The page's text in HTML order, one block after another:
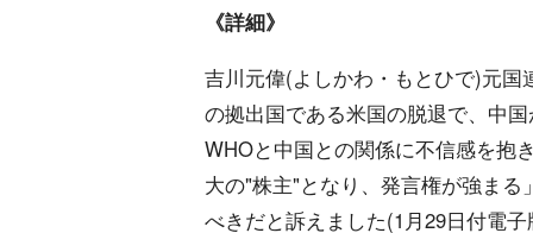
《詳細》
吉川元偉(よしかわ・もとひで)元
の拠出国である米国の脱退で、中
WHOと中国との関係に不信感を抱
大の"株主"となり、発言権が強ま
べきだと訴えました(1月29日付電